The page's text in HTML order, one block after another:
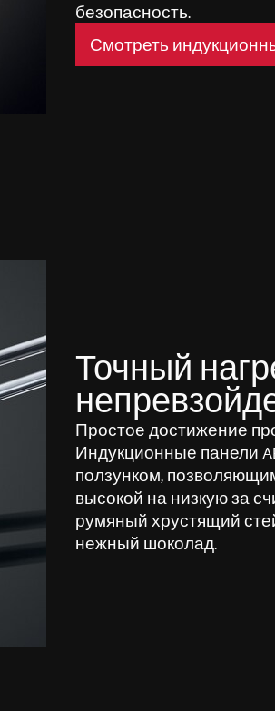
безопасность.
Смотреть
Точный
Простое достижение
Индукционные панели
ползунком,
высокой на низкую за
румяный хрустящий
нежный шоколад.